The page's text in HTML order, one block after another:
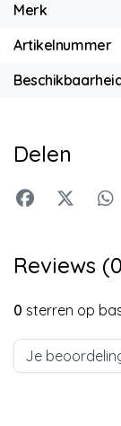
Merk
Artikelnummer
Delen
Reviews
0 sterren op
Je